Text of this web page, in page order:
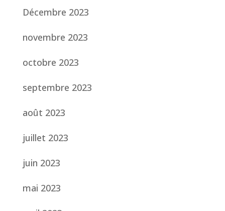
Décembre 2023
novembre 2023
octobre 2023
septembre 2023
août 2023
juillet 2023
juin 2023
mai 2023